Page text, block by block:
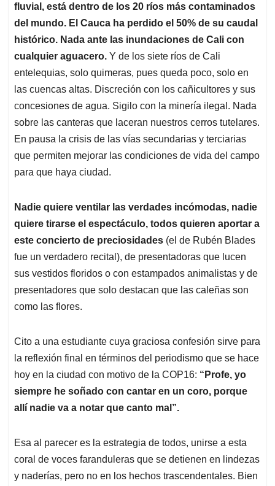
fluvial, está dentro de los 20 ríos más contaminados
del mundo. El Cauca ha perdido el 50% de su caudal
histórico. Nada ante las inundaciones de Cali con
cualquier aguacero. Y de los siete ríos de Cali
entelequias, solo quimeras, pues queda poco, solo en
las cuencas altas. Discreción con los cañicultores y sus
concesiones de agua. Sigilo con la minería ilegal. Nada
sobre las canteras que laceran nuestros cerros tutelares.
En pausa la crisis de las vías secundarias y terciarias
que permiten mejorar las condiciones de vida del campo
para que haya ciudad.
Nadie quiere ventilar las verdades incómodas, nadie
quiere tirarse el espectáculo, todos quieren aportar a
este concierto de preciosidades (el de Rubén Blades
fue un verdadero recital), de presentadoras que lucen
sus vestidos floridos o con estampados animalistas y de
presentadores que solo destacan que las caleñas son
como las flores.
Cito a una estudiante cuya graciosa confesión sirve para
la reflexión final en términos del periodismo que se hace
hoy en la ciudad con motivo de la COP16: “Profe, yo
siempre he soñado con cantar en un coro, porque
allí nadie va a notar que canto mal”.
Esa al parecer es la estrategia de todos, unirse a esta
coral de voces faranduleras que se detienen en lindezas
y naderías, pero no en los hechos trascendentales. Bien